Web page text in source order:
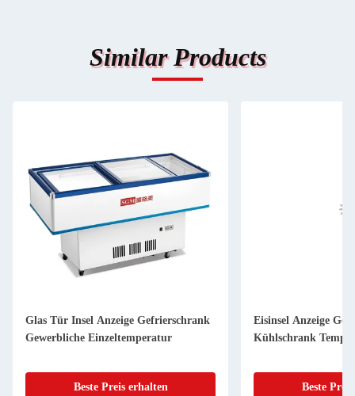
Similar Products
Glas Tür Insel Anzeige Gefrierschrank
Gewerbliche Einzeltemperatur
Beste Preis erhalten
Eisinsel Anzeige
Kühlschrank
Beste